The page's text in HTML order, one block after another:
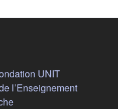
UNIT(s'ouvre
l’Enseignement
(s'ouvre dans un nouvel